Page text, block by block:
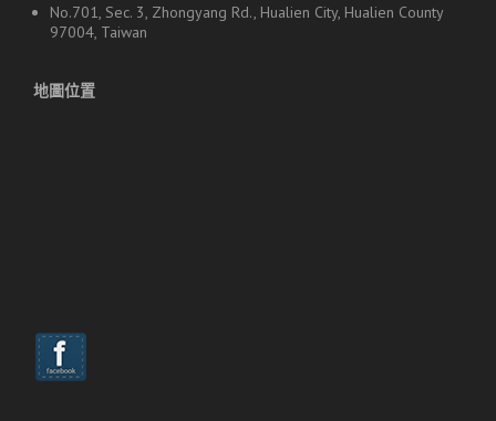
No.701, Sec. 3, Zhongyang Rd., Hualien City, Hualien County
97004, Taiwan
地圖位置